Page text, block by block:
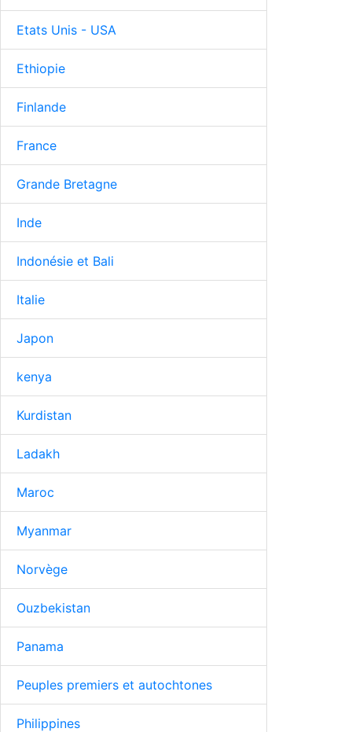
Etats Unis - USA
Ethiopie
Finlande
France
Grande Bretagne
Inde
Indonésie et Bali
Italie
Japon
kenya
Kurdistan
Ladakh
Maroc
Myanmar
Norvège
Ouzbekistan
Panama
Peuples premiers et autochtones
Philippines